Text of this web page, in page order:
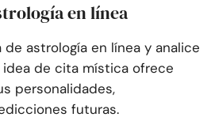
en línea
astrología en línea y analice
de cita mística ofrece
personalidades,
futuras.